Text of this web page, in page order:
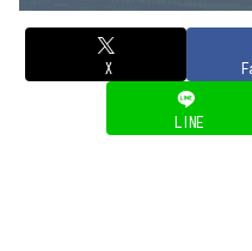
X
LINE